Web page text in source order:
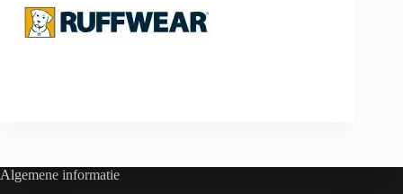
Algemene informatie